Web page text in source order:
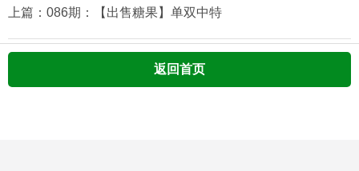
上篇：086期：【出售糖果】单双中特
返回首页